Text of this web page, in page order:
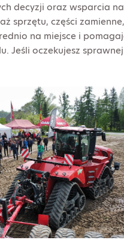
decyzji oraz wsparcia
części
na miejsce i
oczekujesz